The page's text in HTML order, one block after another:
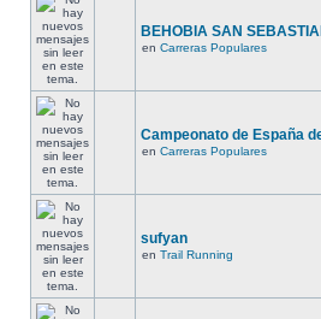
BEHOBIA SAN
en Carreras Populares
Campeonato de España
en Carreras Populares
sufyan
en Trail Running